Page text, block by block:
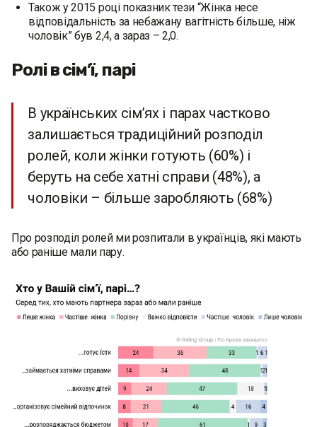
Також у 2015 році показник тези “Жінка несе
відповідальність за небажану вагітність більше, ніж
чоловік” був 2,4, а зараз – 2,0.
Ролі в сім’ї, парі
В українських сімʼях і парах частково
залишається традиційний розподіл
ролей, коли жінки готують (60%) і
беруть на себе хатні справи (48%), а
чоловіки – більше заробляють (68%)
Про розподіл ролей ми розпитали в українців, які мають
або раніше мали пару.